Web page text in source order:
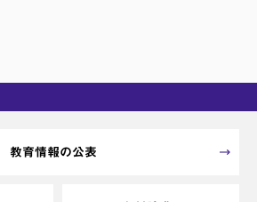
教育情報の公表